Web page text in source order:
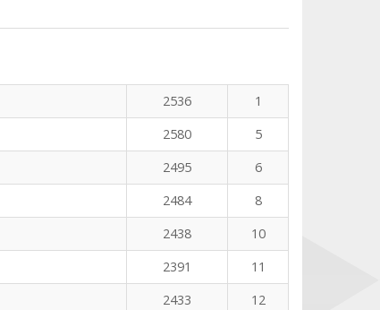
2536
1
2580
5
2495
6
2484
8
2438
10
2391
11
2433
12